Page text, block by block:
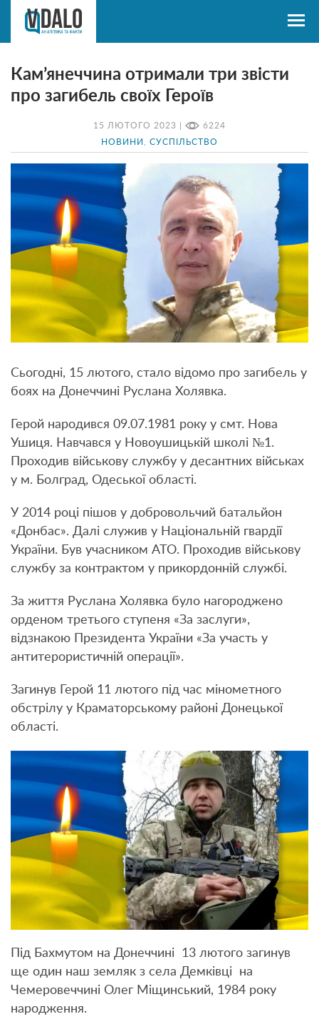
15 ЛЮТОГО 2023 | 6224
НОВИНИ СУСПІЛЬСТВО
Кам’янеччина отримали три звісти
про загибель своїх Героїв
Сьогодні, 15 лютого, стало відомо про загибель у
боях на Донеччині Руслана Холявка.
Герой народився 09.07.1981 року у смт. Нова
Ушиця. Навчався у Новоушицькій школі №1.
Проходив військову службу у десантних військах
у м. Болград, Одеської області.
У 2014 році пішов у добровольчий батальйон
«Донбас». Далі служив у Національній гвардії
України. Був учасником АТО. Проходив військову
службу за контрактом у прикордонній службі.
За життя Руслана Холявка було нагороджено
орденом третього ступеня «За заслуги»,
відзнакою Президента України «За участь у
антитерористичній операції».
Загинув Герой 11 лютого під час мінометного
обстрілу у Краматорському районі Донецької
області.
Під Бахмутом на Донеччині 13 лютого загинув
ще один наш земляк з села Демківці на
Чемеровеччині Олег Міщинський, 1984 року
народження.